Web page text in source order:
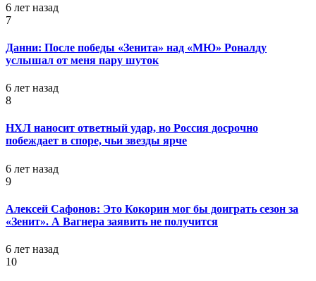
6 лет назад
7
Данни: После победы «Зенита» над «МЮ» Роналду
услышал от меня пару шуток
6 лет назад
8
НХЛ наносит ответный удар, но Россия досрочно
побеждает в споре, чьи звезды ярче
6 лет назад
9
Алексей Сафонов: Это Кокорин мог бы доиграть сезон за
«Зенит». А Вагнера заявить не получится
6 лет назад
10